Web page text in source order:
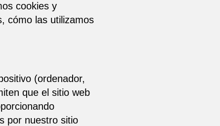
cookies y
cómo las utilizamos
(ordenador,
que el sitio web
por nuestro sitio